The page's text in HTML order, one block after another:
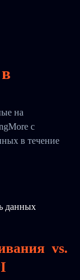
на
с
в течение
данных
vs.